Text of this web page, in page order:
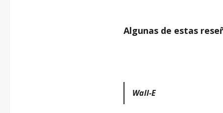
Algunas de estas
Wall-E